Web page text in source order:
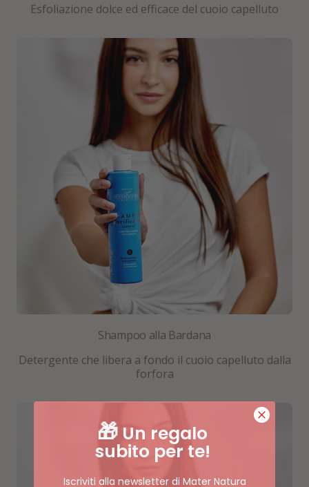
Esfoliazione dolce ed efficace del cuoio capelluto
Shampoo alla Bardana
Detergente che libera a fondo il cuoio capelluto dalla
forfora
🎁 Un regalo
subito per te!
Iscriviti alla newsletter di Mater Natura